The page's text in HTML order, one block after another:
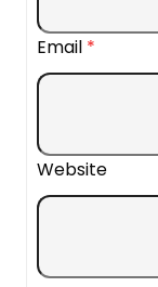
Email *
Website